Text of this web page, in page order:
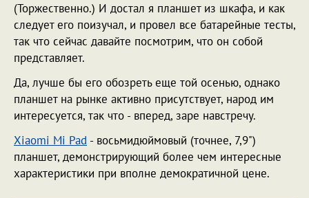
(Торжественно.) И достал я планшет из шкафа, и как
следует его поизучал, и провел все батарейные тесты,
так что сейчас давайте посмотрим, что он собой
представляет.
Да, лучше бы его обозреть еще той осенью, однако
планшет на рынке активно присутствует, народ им
интересуется, так что - вперед, заре навстречу.
Xiaomi Mi Pad - восьмидюймовый (точнее, 7,9")
планшет, демонстрирующий более чем интересные
характеристики при вполне демократичной цене.